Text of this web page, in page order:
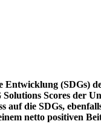
Entwicklung (SDGs)
Scores der
auf die SDGs,
netto positiven